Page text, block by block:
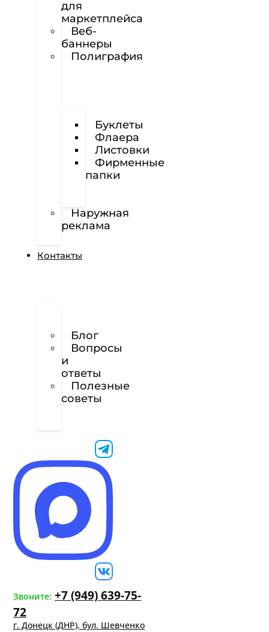
для
маркетплейса
Веб-
баннеры
Полиграфия
Буклеты
Флаера
Листовки
Фирменные
папки
Наружная
реклама
Контакты
Блог
Вопросы
и
ответы
Полезные
советы
Звоните: +7 (949) 639-75-
72
г. Донецк (ДНР), бул. Шевченко